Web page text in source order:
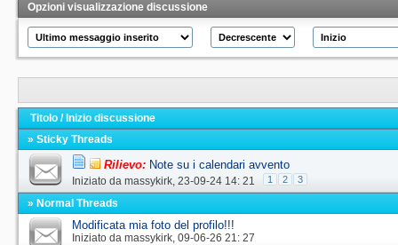
Opzioni visualizzazione discussione
Titolo /Inizio discussione
» Sticky Threads
Rilievo: Note su i calendari avvento
Iniziato da massykirk‎, 23-09-24 14: 21 1 2 3
» Normal Threads
Modificata mia foto del profilo!!!
Iniziato da massykirk‎, 09-06-26 21: 27